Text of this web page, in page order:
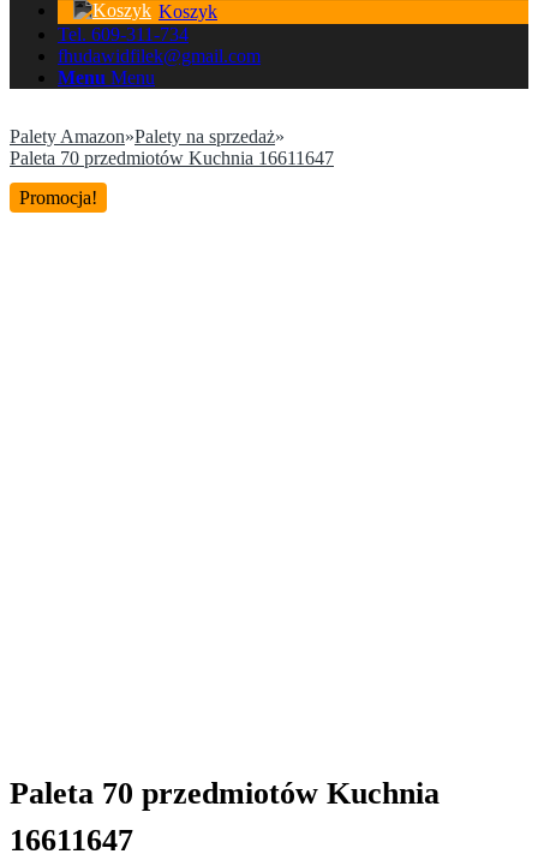
Koszyk
Tel. 609-311-734
fhudawidfilek@gmail.com
Menu Menu
Palety Amazon»Palety na sprzedaż»
Paleta 70 przedmiotów Kuchnia 16611647
Promocja!
Paleta 70 przedmiotów Kuchnia
16611647